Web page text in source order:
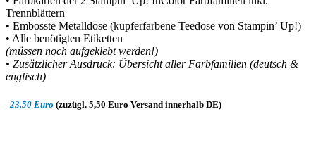
Trennblättern
• Embosste Metalldose (kupferfarbene Teedose von Stampin’ Up!)
• Alle benötigten Etiketten
(müssen noch aufgeklebt werden!)
• Zusätzlicher Ausdruck: Übersicht aller Farbfamilien (deutsch &
englisch)
23,50 Euro (zuzügl. 5,50 Euro Versand innerhalb DE)